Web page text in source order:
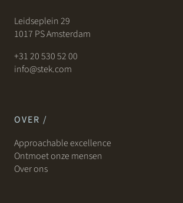
Leidseplein 29
1017 PS Amsterdam
+31 20 530 52 00
info@stek.com
OVER /
Approachable excellence
Ontmoet onze mensen
Over ons